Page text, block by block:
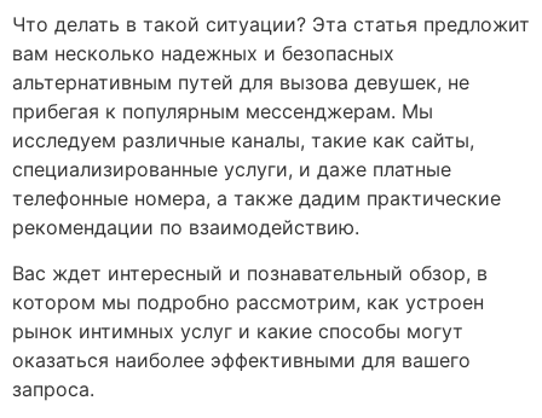
Что делать в такой ситуации? Эта статья предложит
вам несколько надежных и безопасных
альтернативным путей для вызова девушек, не
прибегая к популярным мессенджерам. Мы
исследуем различные каналы, такие как сайты,
специализированные услуги, и даже платные
телефонные номера, а также дадим практические
рекомендации по взаимодействию.
Вас ждет интересный и познавательный обзор, в
котором мы подробно рассмотрим, как устроен
рынок интимных услуг и какие способы могут
оказаться наиболее эффективными для вашего
запроса.